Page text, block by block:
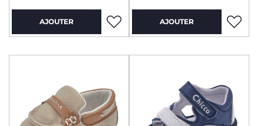
AJOUTER AJOUTER